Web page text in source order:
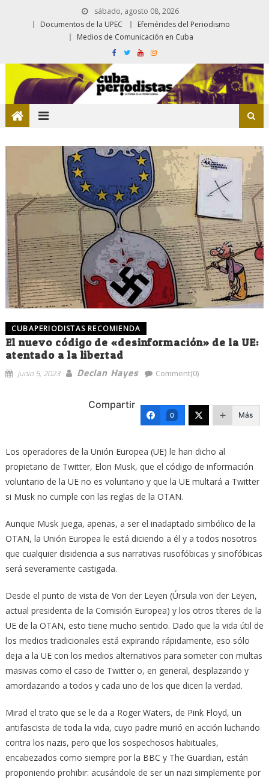
sábado, agosto 08, 2026
Documentos de la UPEC
Efemérides del Periodismo
Medios de Comunicación en Cuba
CUBAPERIODISTAS RECOMIENDA
El nuevo código de «desinformación» de la UE:
atentado a la libertad
junio 5, 2023 Declan Hayes Comment(0)
Compartir
0 Más
Los operadores de la Unión Europea (UE) le han dicho al
propietario de Twitter, Elon Musk, que el código de información
voluntario de la UE no es voluntario y que la UE multará a Twitter
si Musk no cumple con las reglas de la OTAN.
Aunque Musk juega, apenas, a ser el inadaptado simbólico de la
OTAN, la Unión Europea le está diciendo a él y a todos nosotros
que cualquier disidencia a sus narrativas rusofóbicas y sinofóbicas
será severamente castigada.
Desde el punto de vista de Von der Leyen (Úrsula von der Leyen,
actual presidenta de la Comisión Europea) y los otros títeres de la
UE de la OTAN, esto tiene mucho sentido. Dado que la vida útil de
los medios tradicionales está expirando rápidamente, eso sólo
deja a la UE con los medios alternativos para someter con multas
masivas como el caso de Twitter o, en general, desplazando y
amordazando a todos y cada uno de los que dicen la verdad.
Mirad el trato que se le da a Roger Waters, de Pink Floyd, un
antifascista de toda la vida, cuyo padre murió en acción luchando
contra los nazis, pero que los sospechosos habituales,
encabezados como siempre por la BBC y The Guardian, están
proponiendo prohibir: acusándole de ser un nazi simplemente por